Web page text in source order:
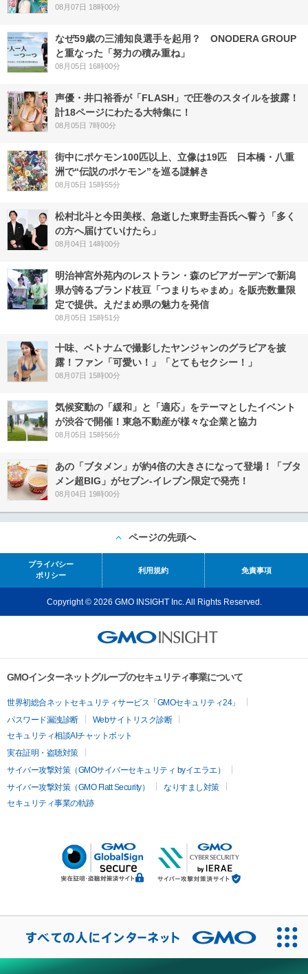
08月07日 18時00分
なぜ59歳の三浦知良選手を起用？ ONODERA GROUP
と重なった「努力の積み重ね」
08月05日 16時00分
声優・井口裕香が「FLASH」で圧巻のスタイルを披露！
計18ページにわたる大特集に！
08月05日 7時00分
街中にポケモン100匹以上、立像は19匹 日本橋・八重
洲で“伝説のポケモン”を巡る謎解き
08月05日 15時55分
松村北斗と今田美桜、急逝した東野圭吾氏へ誓う「多く
の方へ届けていけたら」
08月04日 14時00分
明治神宮外苑内のレストラン・森のビアガーデンで新潟
県が誇るブランド枝豆「つまりちゃまめ」を販売数量限
定で提供。えだまめ県の魅力を発信
08月05日 15時51分
十味、ベトナムで撮影したヤンジャンのグラビアを披
露！ファン「可愛い！」「とてもセクシー！」
08月07日 15時00分
気候変動の「緩和」と「適応」をテーマとしたイベント
が渋谷で開催！東急不動産が様々な企業と協力
08月05日 15時56分
あの「ブタメン」が約4倍の大きさになって登場！「ブタ
メン超BIG」がセブン‐イレブン限定で発売！
08月04日 19時00分
ページの先頭へ
プライバシー
ポリシー
利用規約 免責事項
Copyright © 2026 GMO INSIGHT Inc. All Rights Reserved.
GMOインターネットグループのセキュリティ事業について
世界初総合ネットセキュリティサービス「GMOセキュリティ24」
パスワード漏洩診断
Webサイトリスク診断
セキュリティ相談AIチャットボット
実在証明・盗聴対策
サイバー攻撃対策（GMOサイバーセキュリティ byイエラエ）
サイバー攻撃対策（GMO Flatt Security）
なりすまし対策
セキュリティ事業の軌跡